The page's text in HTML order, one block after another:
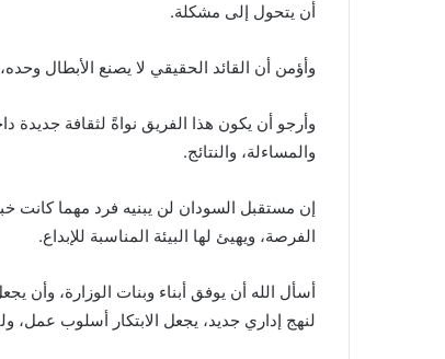
أن يتحول إلى مشكلة.
وأؤمن أن القائد الحقيقي لا يصنع الأبطال
وأرجو أن يكون هذا الفريق نواةً لثقافة جديدة
والمساءلة، والنتائج.
إن مستقبل السودان لن يبنيه فرد مهما كانت
الفرصة، ويهيئ لها البيئة المناسبة للإبداع.
أسأل الله أن يوفق أبناء وبنات الوزارة، وأن
لنهج إداري جديد، يجعل الابتكار أسلوب عمل،